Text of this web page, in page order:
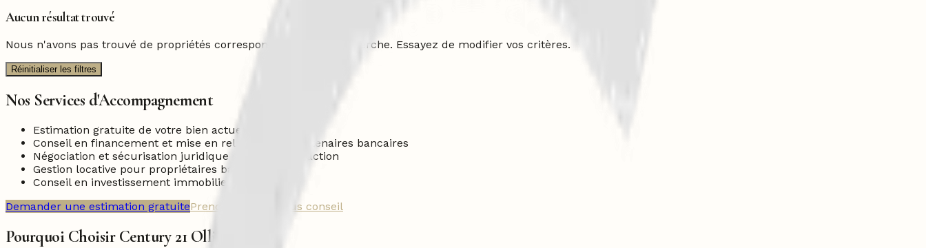
Aucun résultat trouvé
Nous n'avons pas trouvé de propriétés correspondant à votre recherche. Essayez de modifier vos critères.
Réinitialiser les filtres
Nos Services d'Accompagnement
Estimation gratuite de votre bien actuel
Conseil en financement et mise en relation avec partenaires bancaires
Négociation et sécurisation juridique de votre transaction
Gestion locative pour propriétaires bailleurs
Conseil en investissement immobilier locatif
Demander une estimation gratuitePrendre rendez-vous conseil
Pourquoi Choisir Century 21 Ollier ?